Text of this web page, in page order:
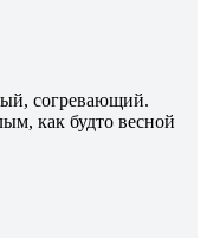
согревающий.
как будто весной